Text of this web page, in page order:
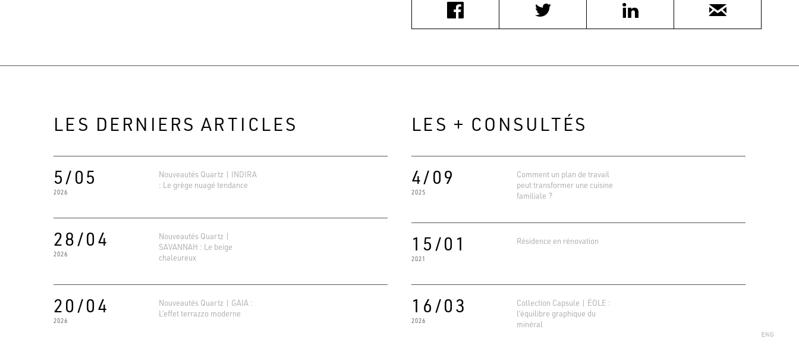
LES DERNIERS ARTICLES
5/05
2026
Nouveautés Quartz | INDIRA
: Le grège nuagé tendance
28/04
2026
Nouveautés Quartz |
SAVANNAH : Le beige
chaleureux
20/04
2026
Nouveautés Quartz | GAIA :
L’effet terrazzo moderne
LES + CONSULTÉS
4/09
2025
Comment un plan de travail
peut transformer une cuisine
familiale ?
15/01
2021
Résidence en rénovation
16/03
2026
Collection Capsule | ÉOLE :
l’équilibre graphique du
minéral
4.6